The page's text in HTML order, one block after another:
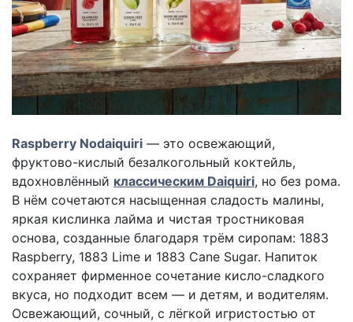
Raspberry Nodaiquiri — это освежающий,
фруктово-кислый безалкогольный коктейль,
вдохновлённый классическим Daiquiri, но без рома.
В нём сочетаются насыщенная сладость малины,
яркая кислинка лайма и чистая тростниковая
основа, созданные благодаря трём сиропам: 1883
Raspberry, 1883 Lime и 1883 Cane Sugar. Напиток
сохраняет фирменное сочетание кисло-сладкого
вкуса, но подходит всем — и детям, и водителям.
Освежающий, сочный, с лёгкой игристостью от